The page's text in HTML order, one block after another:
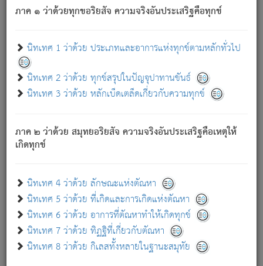
ภาค ๑ ว่าด้วยทุกขอริยสัจ ความจริงอันประเสริฐคือทุกข์
นิทเทศ 1 ว่าด้วย ประเภทและอาการแห่งทุกข์ตามหลักทั่วไป
นิทเทศ 2 ว่าด้วย ทุกข์สรุปในปัญจุปาทานขันธ์
นิทเทศ 3 ว่าด้วย หลักเบ็ดเตล็ดเกี่ยวกับความทุกข์
ภาค ๒ ว่าด้วย สมุทยอริยสัจ ความจริงอันประเสริฐคือเหตุให้
เกิดทุกข์
นิทเทศ 4 ว่าด้วย ลักษณะแห่งตัณหา
นิทเทศ 5 ว่าด้วย ที่เกิดและการเกิดแห่งตัณหา
นิทเทศ 6 ว่าด้วย อาการที่ตัณหาทำให้เกิดทุกข์
นิทเทศ 7 ว่าด้วย ทิฏฐิที่เกี่ยวกับตัณหา
นิทเทศ 8 ว่าด้วย กิเลสทั้งหลายในฐานะสมุทัย
ภพ ว่ามีได้เพราะวิภพ[2]: เรากล่าวว่า สมณะหรือพราหมณ์ทั้ง
ปวงนั้น ก็ยังสลัดภพออกไปไม่ได้.
ก็ทุกข์นี้มีขึ้น เพราะอาศัยซึ่งอุปธิทั้งปวง.
เพราะความสิ้นไปแห่งอุปาทานทั้งปวง ความเกิดขึ้นแห่ง
ทุกข์จึงไม่มี.
ท่านจงดูโลกนี้เถิด (จะเห็นว่า) สัตว์ทั้งหลายอันอวิชาหนา
แน่นบังหนาแล้ว; และว่า สัตว์ผู้ยินดีในภพอันเป็นแล้วนั้น ย่อม
อันเป็นไปในที่หรือเวลาทั้งปวง[3]เพื่อความมีแห่งประโยชน์โดย
ประการทั้งปวง; ภพทั้งหลายทั้งหมดนั้น ไม่เที่ยง เป็นทุกข์ มี
ความแปรปรวนเป็นธรรมดา.
อย่างนี้อยู่; เขาย่อมละภวตัณหาได้ และไม่เพลิดเพลินวิภวตัณหา
ด้วย.
ความดับเพราะความสำรอกไม่เหลือ (แห่งภพทั้งหลาย)
เพราะความสิ้นไปแห่งตัณหาโดยประการทั้งปวง นั้นคือ
นิพพาน.
ภพใหม่ย่อมไม่มีแก่ภิกษุนั้น ผู้ดับเย็นสนิทแล้ว เพราะไม่มี